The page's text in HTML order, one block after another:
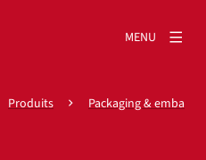
MENU
Produits Packaging &